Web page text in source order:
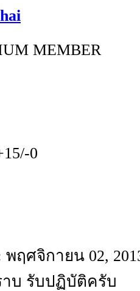
MEMBER
0
พฤศจิกายน 02,
บ รับปฏิบัติครับ